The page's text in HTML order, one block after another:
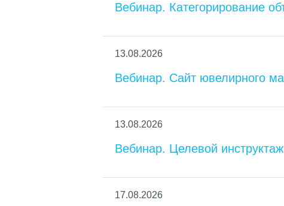
Вебинар. Категорирование
13.08.2026
Вебинар. Сайт ювелирного
13.08.2026
Вебинар. Целевой
17.08.2026